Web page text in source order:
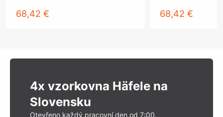
68,42 € 68,42 €
4x vzorkovna Häfele na
Slovensku
Otevřeno každý pracovní den od 7:00.